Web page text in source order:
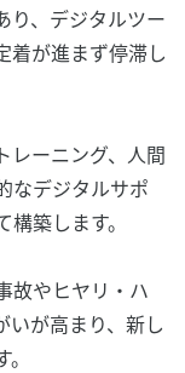
り、デジタルツー
着が進まず停滞し
レーニング、人間
なデジタルサポ
築します。
故やヒヤリ・ハ
いが高まり、新し